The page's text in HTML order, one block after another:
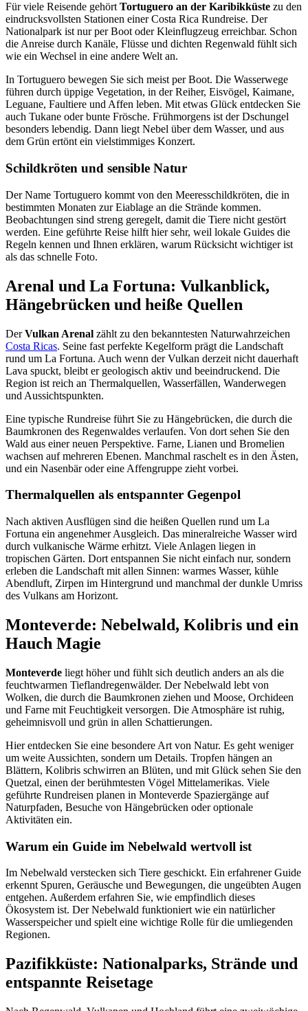
Für viele Reisende gehört Tortuguero an der Karibikküste zu den
eindrucksvollsten Stationen einer Costa Rica Rundreise. Der
Nationalpark ist nur per Boot oder Kleinflugzeug erreichbar. Schon
die Anreise durch Kanäle, Flüsse und dichten Regenwald fühlt sich
wie ein Wechsel in eine andere Welt an.
In Tortuguero bewegen Sie sich meist per Boot. Die Wasserwege
führen durch üppige Vegetation, in der Reiher, Eisvögel, Kaimane,
Leguane, Faultiere und Affen leben. Mit etwas Glück entdecken Sie
auch Tukane oder bunte Frösche. Frühmorgens ist der Dschungel
besonders lebendig. Dann liegt Nebel über dem Wasser, und aus
dem Grün ertönt ein vielstimmiges Konzert.
Schildkröten und sensible Natur
Der Name Tortuguero kommt von den Meeresschildkröten, die in
bestimmten Monaten zur Eiablage an die Strände kommen.
Beobachtungen sind streng geregelt, damit die Tiere nicht gestört
werden. Eine geführte Reise hilft hier sehr, weil lokale Guides die
Regeln kennen und Ihnen erklären, warum Rücksicht wichtiger ist
als das schnelle Foto.
Arenal und La Fortuna: Vulkanblick,
Hängebrücken und heiße Quellen
DerVulkan Arenal zählt zu den bekanntesten Naturwahrzeichen
Costa Ricas. Seine fast perfekte Kegelform prägt die Landschaft
rund um La Fortuna. Auch wenn der Vulkan derzeit nicht dauerhaft
Lava spuckt, bleibt er geologisch aktiv und beeindruckend. Die
Region ist reich an Thermalquellen, Wasserfällen, Wanderwegen
und Aussichtspunkten.
Eine typische Rundreise führt Sie zu Hängebrücken, die durch die
Baumkronen des Regenwaldes verlaufen. Von dort sehen Sie den
Wald aus einer neuen Perspektive. Farne, Lianen und Bromelien
wachsen auf mehreren Ebenen. Manchmal raschelt es in den Ästen,
und ein Nasenbär oder eine Affengruppe zieht vorbei.
Thermalquellen als entspannter Gegenpol
Nach aktiven Ausflügen sind die heißen Quellen rund um La
Fortuna ein angenehmer Ausgleich. Das mineralreiche Wasser wird
durch vulkanische Wärme erhitzt. Viele Anlagen liegen in
tropischen Gärten. Dort entspannen Sie nicht einfach nur, sondern
erleben die Landschaft mit allen Sinnen: warmes Wasser, kühle
Abendluft, Zirpen im Hintergrund und manchmal der dunkle Umriss
des Vulkans am Horizont.
Monteverde: Nebelwald, Kolibris und ein
Hauch Magie
Monteverde liegt höher und fühlt sich deutlich anders an als die
feuchtwarmen Tieflandregenwälder. Der Nebelwald lebt von
Wolken, die durch die Baumkronen ziehen und Moose, Orchideen
und Farne mit Feuchtigkeit versorgen. Die Atmosphäre ist ruhig,
geheimnisvoll und grün in allen Schattierungen.
Hier entdecken Sie eine besondere Art von Natur. Es geht weniger
um weite Aussichten, sondern um Details. Tropfen hängen an
Blättern, Kolibris schwirren an Blüten, und mit Glück sehen Sie den
Quetzal, einen der berühmtesten Vögel Mittelamerikas. Viele
geführte Rundreisen planen in Monteverde Spaziergänge auf
Naturpfaden, Besuche von Hängebrücken oder optionale
Aktivitäten ein.
Warum ein Guide im Nebelwald wertvoll ist
Im Nebelwald verstecken sich Tiere geschickt. Ein erfahrener Guide
erkennt Spuren, Geräusche und Bewegungen, die ungeübten Augen
entgehen. Außerdem erfahren Sie, wie empfindlich dieses
Ökosystem ist. Der Nebelwald funktioniert wie ein natürlicher
Wasserspeicher und spielt eine wichtige Rolle für die umliegenden
Regionen.
Pazifikküste: Nationalparks, Strände und
entspannte Reisetage